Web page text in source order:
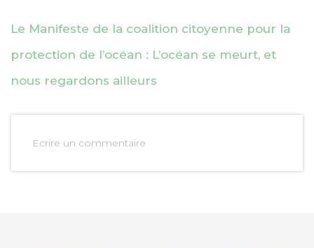
Le Manifeste de la coalition citoyenne pour la
protection de l’océan : L’océan se meurt, et
nous regardons ailleurs
Ecrire un commentaire